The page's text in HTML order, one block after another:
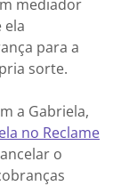
mediador
ela
para a
sorte.
a Gabriela,
no Reclame
o